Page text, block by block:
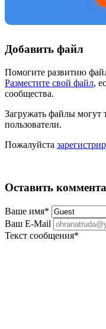
Добавить файл
Помогите развитию
Разместите свой файл,
сообщества.
Загружать файлы могут
пользователи.
Пожалуйста
Оставить
Ваше имя*
Ваш E-Mail
Текст сообщения*